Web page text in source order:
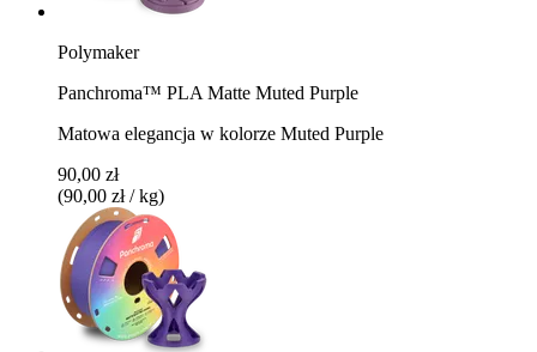
Polymaker
Panchroma™ PLA Matte Muted Purple
Matowa elegancja w kolorze Muted Purple
90,00 zł
(90,00 zł / kg)